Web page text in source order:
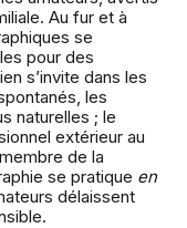
Au fur et à
se
pour des
s’invite dans les
les
naturelles ; le
extérieur au
de la
se pratique en
délaissent